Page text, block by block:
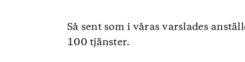
Så sent som i våras varslades
100 tjänster.